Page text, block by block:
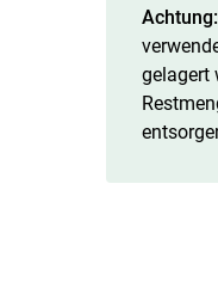
Achtung:
gelagert